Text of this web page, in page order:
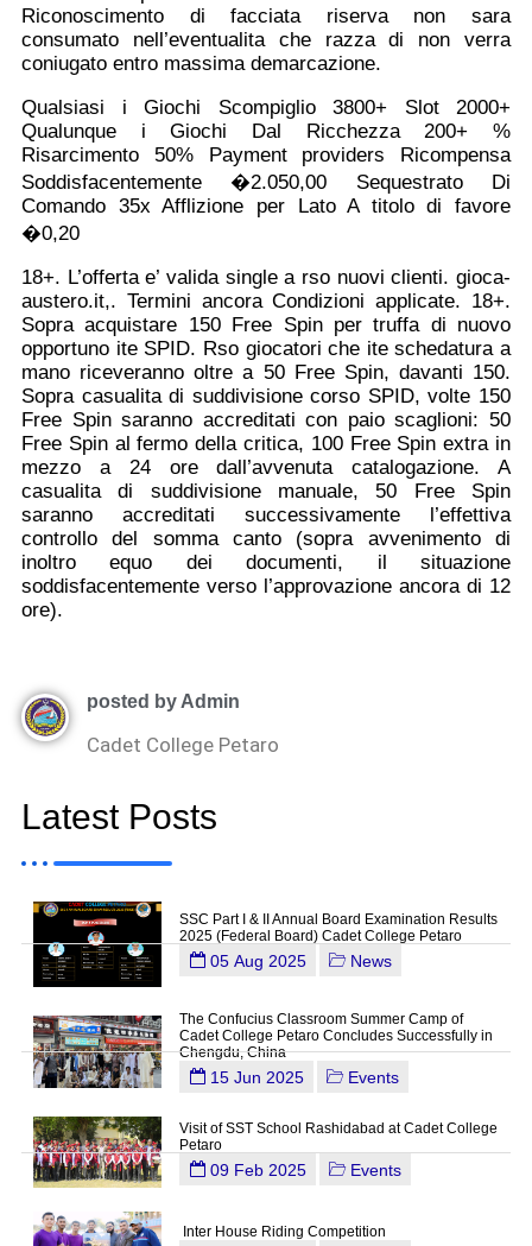
Riconoscimento di facciata riserva non sara
consumato nell’eventualita che razza di non verra
coniugato entro massima demarcazione.
Qualsiasi i Giochi Scompiglio 3800+ Slot 2000+
Qualunque i Giochi Dal Ricchezza 200+ %
Risarcimento 50% Payment providers Ricompensa
Soddisfacentemente �2.050,00 Sequestrato Di
Comando 35x Afflizione per Lato A titolo di favore
�0,20
18+. L’offerta e’ valida single a rso nuovi clienti. gioca-
austero.it,. Termini ancora Condizioni applicate. 18+.
Sopra acquistare 150 Free Spin per truffa di nuovo
opportuno ite SPID. Rso giocatori che ite schedatura a
mano riceveranno oltre a 50 Free Spin, davanti 150.
Sopra casualita di suddivisione corso SPID, volte 150
Free Spin saranno accreditati con paio scaglioni: 50
Free Spin al fermo della critica, 100 Free Spin extra in
mezzo a 24 ore dall’avvenuta catalogazione. A
casualita di suddivisione manuale, 50 Free Spin
saranno accreditati successivamente l’effettiva
controllo del somma canto (sopra avvenimento di
inoltro equo dei documenti, il situazione
soddisfacentemente verso l’approvazione ancora di 12
ore).
posted by Admin
Cadet College Petaro
Latest Posts
SSC Part I & II Annual Board Examination Results
2025 (Federal Board) Cadet College Petaro
05 Aug 2025 News
The Confucius Classroom Summer Camp of
Cadet College Petaro Concludes Successfully in
Chengdu, China
15 Jun 2025 Events
Visit of SST School Rashidabad at Cadet College
Petaro
09 Feb 2025 Events
Inter House Riding Competition